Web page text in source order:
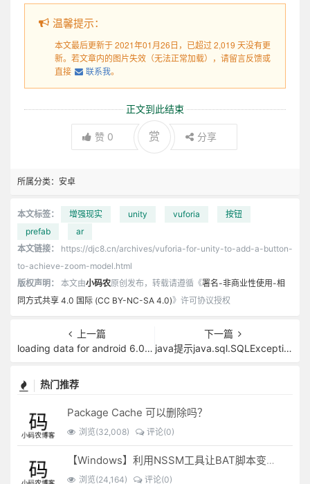
温馨提示：
本文最后更新于 2021年01月26日，已超过 2,019 天没有更
新。若文章内的图片失效（无法正常加载），请留言反馈或
直接
联系我。
正文到此结束
赞 0 赏 分享
所属分类： 安卓
本文标签： 增强现实 unity vuforia
按钮
prefab
ar
本文链接：
https://djc8.cn/archives/vuforia-for-unity-to-add-a-button-
to-achieve-zoom-model.html
版权声明：
本文由小码农原创发布，转载请遵循《署名-非商业性使用-相
同方式共享 4.0 国际 (CC BY-NC-SA 4.0)》许可协议授权
上一篇
loading data for android 6.0 has encountered a problem
下一篇
java提示java.sql.SQLException:ORA-00911:无效字符
热门推荐
Package Cache 可以删除吗？
浏览(32,008) 评论(0)
【Windows】利用NSSM工具让BAT脚本变成后台服务
浏览(24,164) 评论(0)